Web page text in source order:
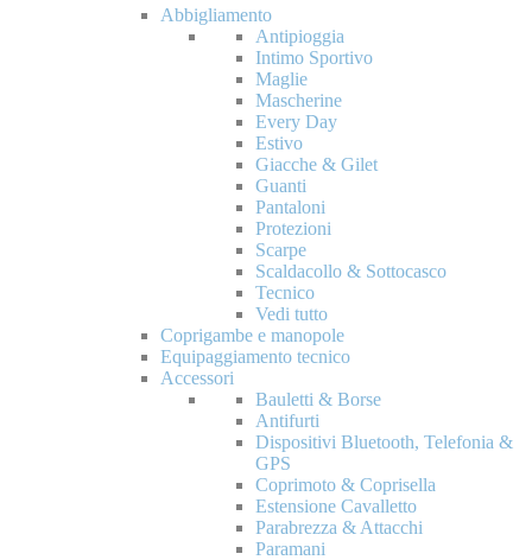
Abbigliamento
Antipioggia
Intimo Sportivo
Maglie
Mascherine
Every Day
Estivo
Giacche & Gilet
Guanti
Pantaloni
Protezioni
Scarpe
Scaldacollo & Sottocasco
Tecnico
Vedi tutto
Coprigambe e manopole
Equipaggiamento tecnico
Accessori
Bauletti & Borse
Antifurti
Dispositivi Bluetooth, Telefonia &
GPS
Coprimoto & Coprisella
Estensione Cavalletto
Parabrezza & Attacchi
Paramani